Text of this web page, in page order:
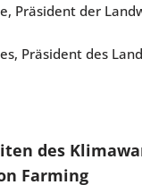
Präsident der
Präsident des
des
Farming